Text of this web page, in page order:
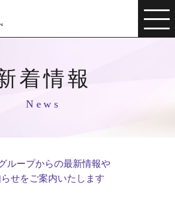
着情報
News
ループからの最新情報や
せをご案内いたします